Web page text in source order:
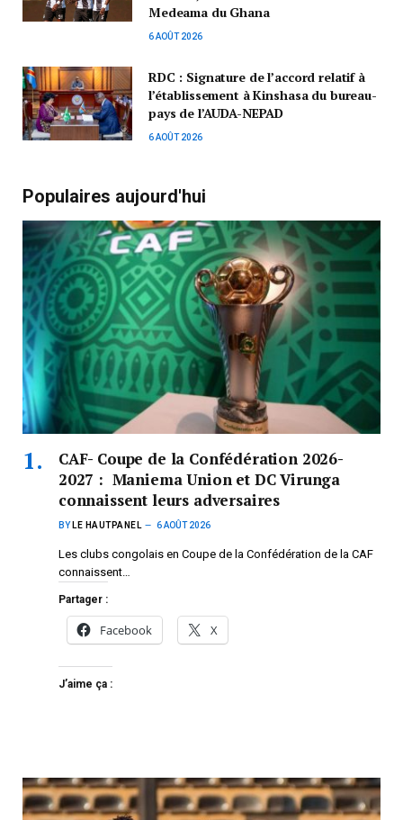
Medeama du Ghana
6 AOÛT 2026
RDC : Signature de l’accord relatif à
l’établissement à Kinshasa du bureau-
pays de l’AUDA-NEPAD
6 AOÛT 2026
Populaires aujourd'hui
CAF- Coupe de la Confédération 2026-
2027 : Maniema Union et DC Virunga
connaissent leurs adversaires
BY LE HAUTPANEL 6 AOÛT 2026
Les clubs congolais en Coupe de la Confédération de la CAF
connaissent…
Partager :
Facebook X
J’aime ça :